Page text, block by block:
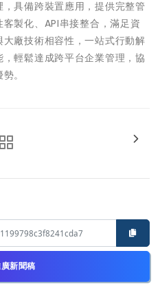
具備跨裝置應用，提供完整管
製化、API串接整合，滿足資
廠技術相容性，一站式行動解
輕鬆達成跨平台企業管理，協
。
新聞稿